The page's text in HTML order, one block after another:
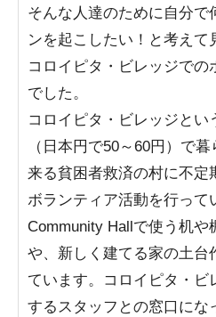
そんな人達のために自分で
ンを起こしたい！と考えて
コロイピタ・ビレッジでの
でした。
コロイピタ・ビレッジとい
（日本円で50～60円）で
来る貧困者救済の村に不定
ボランティア活動を行って
Community Hallで使う机や
や、新しく建てる家の土台
ています。コロイピタ・ビ
するスタッフとの窓口にな